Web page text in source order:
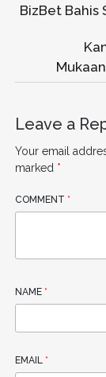
BizBet Bahis
Leave a
Your email
marked *
COMMENT *
NAME *
EMAIL *